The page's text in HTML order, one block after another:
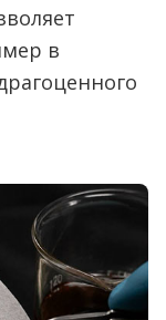
в